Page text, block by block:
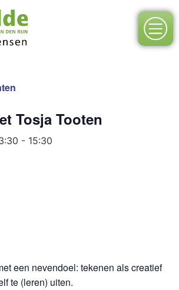
Tosja Tooten
- 15:30
een nevendoel: tekenen als creatief
te (leren) uiten.